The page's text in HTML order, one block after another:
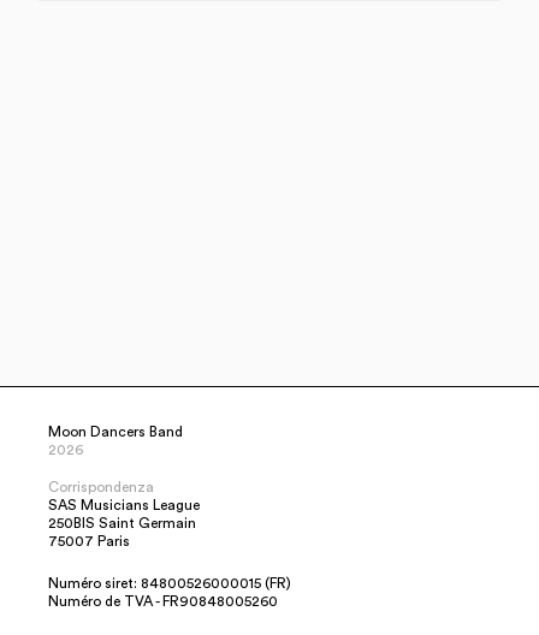
AGENTUR TRAUMHOCHZEIT Essen
HOCHZEITS PLAUDEREI
www.hochzeitsplauderei.de
SMART WEDDINGS
www.weddyplace.com
Moon Dancers Band
2026
Corrispondenza
SAS Musicians League
250BIS Saint Germain
75007 Paris
Numéro siret: 84800526000015 (FR)
Numéro de TVA - FR90848005260